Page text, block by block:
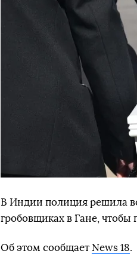
В Индии полиция решила
гробовщиках в Гане, чтобы
Об этом сообщает News 18.